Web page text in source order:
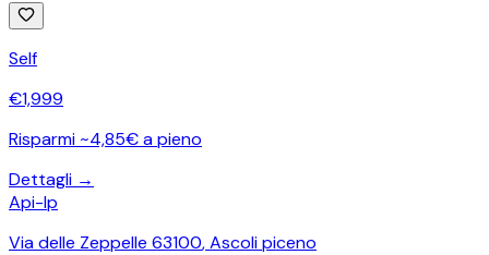
Self
€1,999
Risparmi ~4,85€ a pieno
Dettagli →
Api-Ip
Via delle Zeppelle 63100,Ascoli piceno